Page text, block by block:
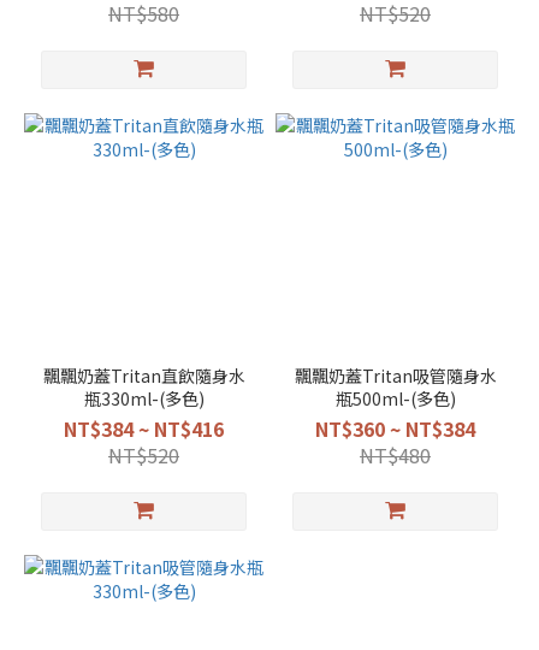
NT$580
NT$520
飄飄奶蓋Tritan直飲隨身水
瓶330ml-(多色)
NT$384 ~ NT$416
NT$520
飄飄奶蓋Tritan吸管隨身水
瓶500ml-(多色)
NT$360 ~ NT$384
NT$480